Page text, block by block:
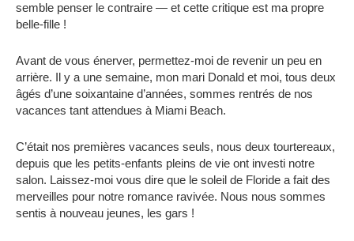
semble penser le contraire — et cette critique est ma propre
belle-fille !
Avant de vous énerver, permettez-moi de revenir un peu en
arrière. Il y a une semaine, mon mari Donald et moi, tous deux
âgés d’une soixantaine d’années, sommes rentrés de nos
vacances tant attendues à Miami Beach.
C’était nos premières vacances seuls, nous deux tourtereaux,
depuis que les petits-enfants pleins de vie ont investi notre
salon. Laissez-moi vous dire que le soleil de Floride a fait des
merveilles pour notre romance ravivée. Nous nous sommes
sentis à nouveau jeunes, les gars !